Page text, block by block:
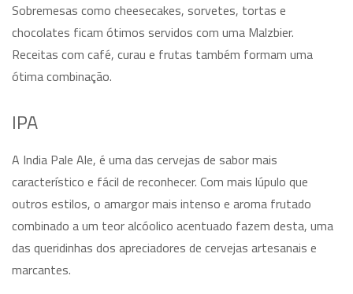
Sobremesas como cheesecakes, sorvetes, tortas e
chocolates ficam ótimos servidos com uma Malzbier.
Receitas com café, curau e frutas também formam uma
ótima combinação.
IPA
A India Pale Ale, é uma das cervejas de sabor mais
característico e fácil de reconhecer. Com mais lúpulo que
outros estilos, o amargor mais intenso e aroma frutado
combinado a um teor alcóolico acentuado fazem desta, uma
das queridinhas dos apreciadores de cervejas artesanais e
marcantes.